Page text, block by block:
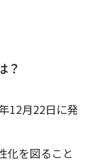
？
12月22日に発
化を図ること